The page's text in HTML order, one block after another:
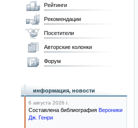
Рейтинги
Рекомендации
Посетители
Авторские колонки
Форум
информация, новости
6 августа 2026 г.
Составлена библиография Вероники
Дж. Генри